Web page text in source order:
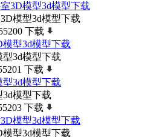
模型3d模型下载
下载
3d模型下载
下载
模型下载
下载
型3d模型下载